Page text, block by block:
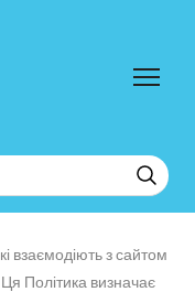
взаємодіють з сайтом
Політика визначає